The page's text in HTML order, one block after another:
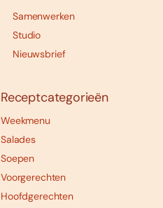
Samenwerken
Studio
Nieuwsbrief
Receptcategorieën
Weekmenu
Salades
Soepen
Voorgerechten
Hoofdgerechten